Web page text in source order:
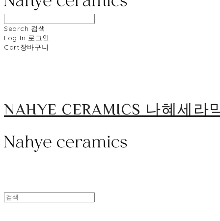
Search 검색
Log In 로그인
Cart장바구니
NAHYE CERAMICS 나혜세라